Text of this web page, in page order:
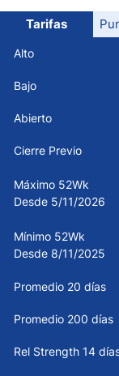
Petróleo
Todas las Divisas
Materias Primas
Tarifas
Alto
Bajo
Abierto
Cierre Previo
Máximo 52Wk
Desde 5/11/2026
Mínimo 52Wk
Desde 8/11/2025
Promedio 20 días
Promedio 200 días
Rel Strength 14